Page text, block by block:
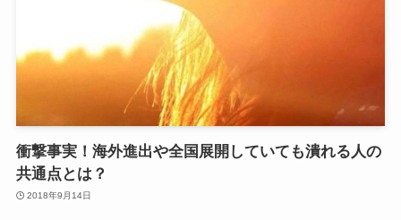
衝撃事実！海外進出や全国展開していても潰れる人の
共通点とは？
2018年9月14日